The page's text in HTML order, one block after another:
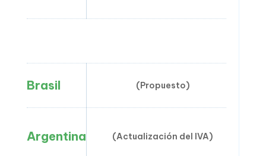
Brasil (Propuesto)
Argentina (Actualización del IVA)